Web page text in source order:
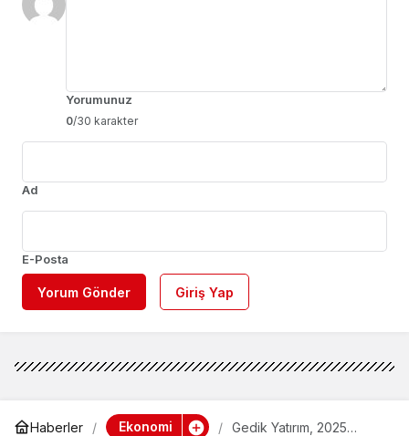
Yorumunuz
0/30 karakter
Ad
E-Posta
Yorum Gönder Giriş Yap
Haberler Ekonomi
Gedik Yatırım, 2025